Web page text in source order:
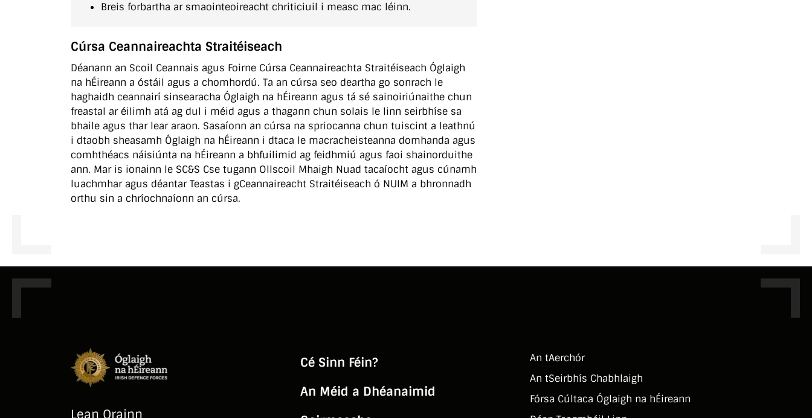
Breis forbartha ar smaointeoireacht chriticiuil i measc mac léinn.
Cúrsa Ceannaireachta Straitéiseach
Déanann an Scoil Ceannais agus Foirne Cúrsa Ceannaireachta Straitéiseach Óglaigh
na hÉireann a óstáil agus a chomhordú. Ta an cúrsa seo deartha go sonrach le
haghaidh ceannairí sinsearacha Óglaigh na hÉireann agus tá sé sainoiriúnaithe chun
freastal ar éilimh atá ag dul i méid agus a thagann chun solais le linn seirbhíse sa
bhaile agus thar lear araon. Sasaíonn an cúrsa na spriocanna chun tuiscint a leathnú
i dtaobh sheasamh Óglaigh na hÉireann i dtaca le macracheisteanna domhanda agus
comhthéacs náisiúnta na hÉireann a bhfuilimid ag feidhmiú agus faoi shainorduithe
ann. Mar is ionainn le SC&S Cse tugann Ollscoil Mhaigh Nuad tacaíocht agus cúnamh
luachmhar agus déantar Teastas i gCeannaireacht Straitéiseach ó NUIM a bhronnadh
orthu sin a chríochnaíonn an cúrsa.
Lean Orainn
Cé Sinn Féin?
An Méid a Dhéanaimid
An tAerchór
An tSeirbhí­s Chabhlaigh
Fórsa Cúltaca Óglaigh na hÉireann